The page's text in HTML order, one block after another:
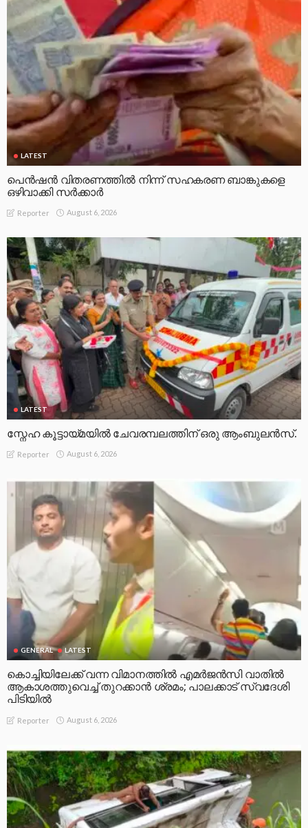
LATEST
പെൻഷൻ വിതരണത്തിൽ നിന്ന് സഹകരണ ബാങ്കുകളെ
ഒഴിവാക്കി സർക്കാർ
Reporter August 6, 2026
LATEST
സ്നേഹ കൂട്ടായ്മയിൽ ചേവരമ്പലത്തിന് ഒരു ആംബുലൻസ്.
Reporter August 6, 2026
GENERAL LATEST
കൊച്ചിയിലേക്ക് വന്ന വിമാനത്തിൽ എമർജൻസി വാതിൽ
ആകാശത്തുവെച്ച് തുറക്കാൻ ശ്രമം; പാലക്കാട് സ്വദേശി
പിടിയിൽ
Reporter August 6, 2026